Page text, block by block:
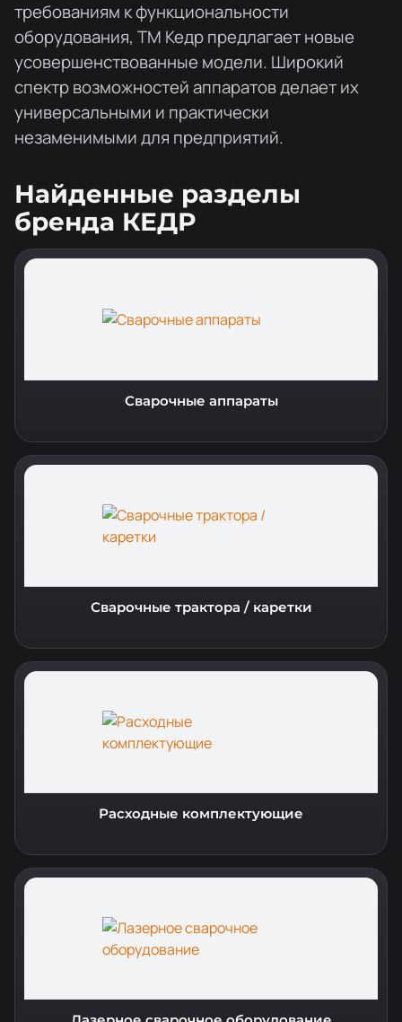
требованиям к функциональности
оборудования, ТМ Кедр предлагает новые
усовершенствованные модели. Широкий
спектр возможностей аппаратов делает их
универсальными и практически
незаменимыми для предприятий.
Найденные разделы
бренда КЕДР
Сварочные аппараты
Сварочные трактора / каретки
Расходные комплектующие